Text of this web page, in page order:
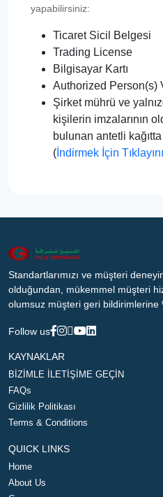
yapabilirsiniz:
Ticaret Sicil Belgesi
Trading License
Bilgisayar Kartı
Authorized Person(s)
Şirket mührü ve
kişilerin imzalarının
bulunan antetli
( İndirmek İçin
Standartlarımızı ve müşteri
olduğundan, mükemmel müşteri
olumsuz müşteri geri bildirimlerine
Follow us
KAYNAKLAR
BİZİMLE İLETİŞİME GEÇİN
FAQs
Gizlilik Politikası
Terms & Conditions
QUICK LINKS
Home
About Us